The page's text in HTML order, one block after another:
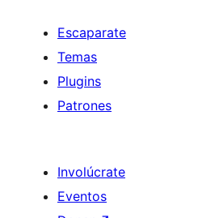
Escaparate
Temas
Plugins
Patrones
Involúcrate
Eventos